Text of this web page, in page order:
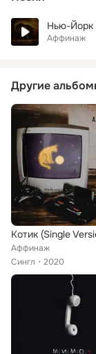
Нью-Йорк
Аффинаж
Другие
Котик (Single
Аффинаж
Сингл
2020